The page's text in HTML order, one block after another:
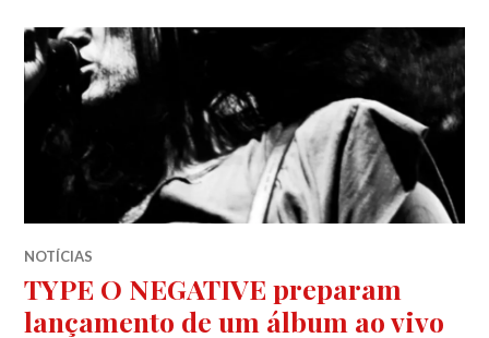
NOTÍCIAS
TYPE O NEGATIVE preparam
lançamento de um álbum ao vivo